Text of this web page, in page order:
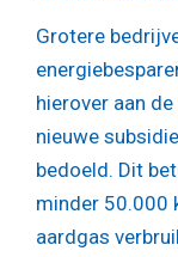
Grotere
hierover aan
nieuwe
bedoeld. Dit
minder 50.000
aardgas